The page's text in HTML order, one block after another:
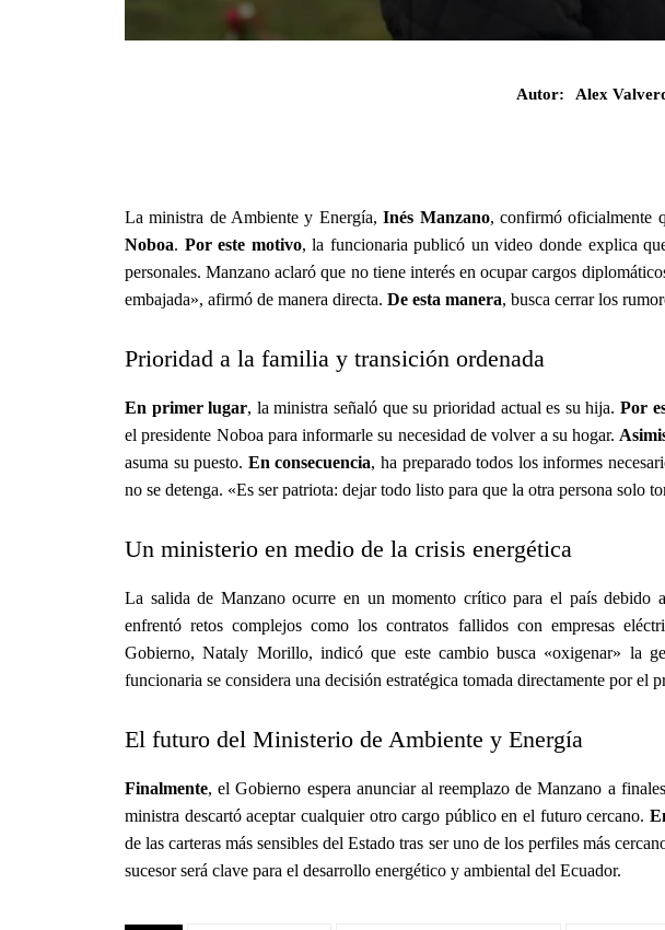
Autor: Alex
La ministra de Ambiente y Energía,Inés Manzano, confirmó oficialmente
Noboa. Por este motivo, la funcionaria publicó un video donde explica
personales. Manzano aclaró que no tiene interés en ocupar cargos
embajada», afirmó de manera directa. De esta manera, busca cerrar los
Prioridad a la familia y transición ordenada
En primer lugar, la ministra señaló que su prioridad actual es su hija. Por
el presidente Noboa para informarle su necesidad de volver a su hogar.
asuma su puesto. En consecuencia, ha preparado todos los informes
no se detenga. «Es ser patriota: dejar todo listo para que la otra persona solo
Un ministerio en medio de la crisis energética
La salida de Manzano ocurre en un momento crítico para el país debido
enfrentó retos complejos como los contratos fallidos con empresas
Gobierno, Nataly Morillo, indicó que este cambio busca «oxigenar» la
funcionaria se considera una decisión estratégica tomada directamente por el
El futuro del Ministerio de Ambiente y Energía
Finalmente, el Gobierno espera anunciar al reemplazo de Manzano a
ministra descartó aceptar cualquier otro cargo público en el futuro cercano.
de las carteras más sensibles del Estado tras ser uno de los perfiles más
sucesor será clave para el desarrollo energético y ambiental del Ecuador.